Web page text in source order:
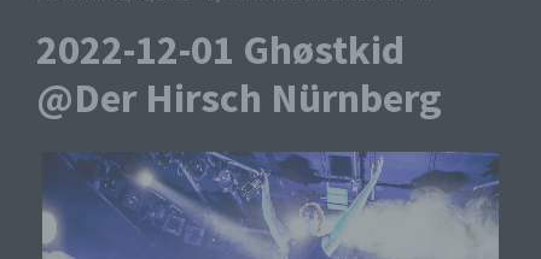
2022-12-01 Ghøstkid
@Der Hirsch Nürnberg